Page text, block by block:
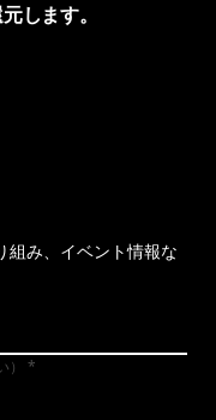
します。
組み、イベント情報な